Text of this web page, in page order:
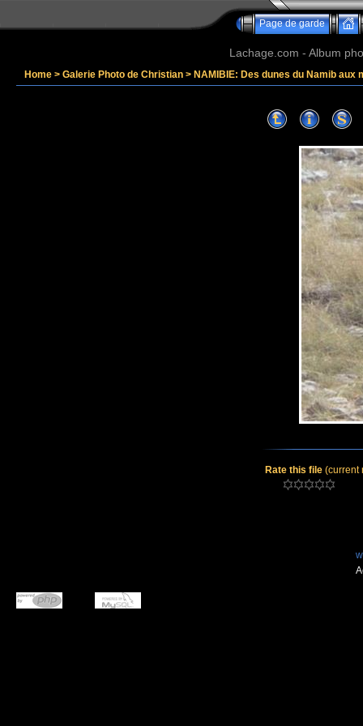
Page de garde
Lachage.com - Album
Home > Galerie Photo de Christian > NAMIBIE: Des dunes du Namib aux
Rate this file (current